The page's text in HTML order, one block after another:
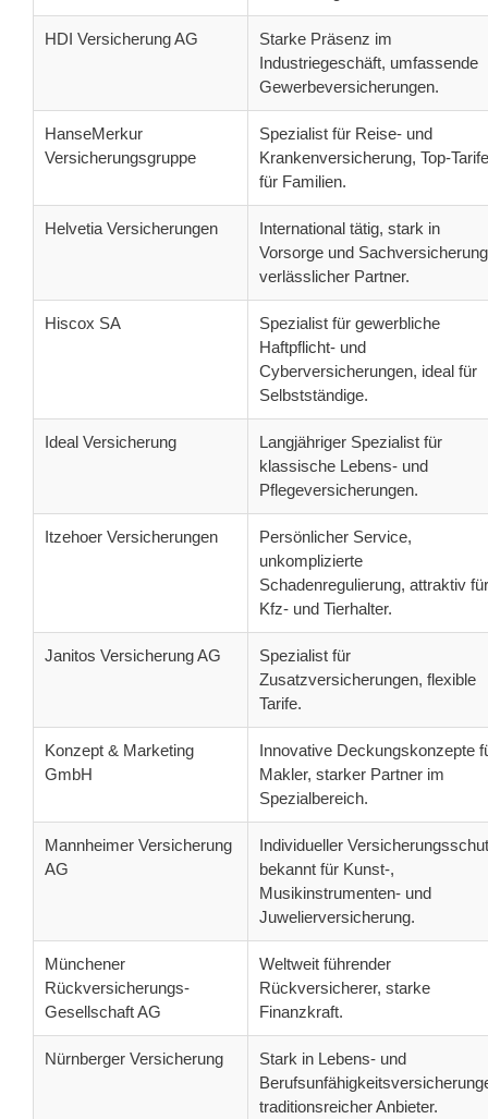
HDI Versicherung AG
Starke Präsenz im
Industriegeschäft, umfassende
Gewerbeversicherungen.
HanseMerkur
Versicherungsgruppe
Spezialist für Reise- und
Krankenversicherung, Top-Tarife
für Familien.
Helvetia Versicherungen
International tätig, stark in
Vorsorge und
verlässlicher Partner.
Hiscox SA
Spezialist für gewerbliche
Haftpflicht- und
Cyberversicherungen, ideal für
Selbstständige.
Ideal Versicherung
Langjähriger Spezialist für
klassische Lebens- und
Pflegeversicherungen.
Itzehoer Versicherungen
Persönlicher Service,
unkomplizierte
Schadenregulierung, attraktiv für
Kfz- und Tierhalter.
Janitos Versicherung AG
Spezialist für
Zusatzversicherungen, flexible
Tarife.
Konzept & Marketing
GmbH
Innovative Deckungskonzepte
Makler, starker Partner im
Spezialbereich.
Mannheimer Versicherung
AG
Individueller
bekannt für Kunst-,
Musikinstrumenten- und
Juwelierversicherung.
Münchener
Rückversicherungs-
Gesellschaft AG
Weltweit führender
Rückversicherer, starke
Finanzkraft.
Nürnberger Versicherung
Stark in Lebens- und
traditionsreicher Anbieter.